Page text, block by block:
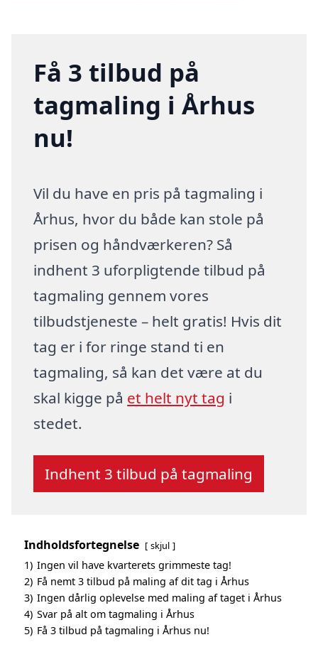
Få 3 tilbud på
tagmaling i Århus
nu!
Vil du have en pris på tagmaling i
Århus, hvor du både kan stole på
prisen og håndværkeren? Så
indhent 3 uforpligtende tilbud på
tagmaling gennem vores
tilbudstjeneste – helt gratis! Hvis dit
tag er i for ringe stand ti en
tagmaling, så kan det være at du
skal kigge på et helt nyt tag i
stedet.
Indhent 3 tilbud på tagmaling
Indholdsfortegnelse skjul
1) Ingen vil have kvarterets grimmeste tag!
2) Få nemt 3 tilbud på maling af dit tag i Århus
3) Ingen dårlig oplevelse med maling af taget i Århus
4) Svar på alt om tagmaling i Århus
5) Få 3 tilbud på tagmaling i Århus nu!